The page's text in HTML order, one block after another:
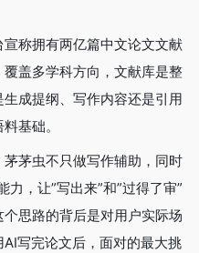
宣称拥有两亿篇中文论文文献
盖多学科方向，文献库是整
成提纲、写作内容还是引用
基础。
茅茅虫不只做写作辅助，同时
，让”写出来”和”过得了审”
思路的背后是对用户实际场
写完论文后，面对的最大挑